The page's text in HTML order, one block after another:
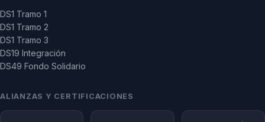
DS1 Tramo 1
DS1 Tramo 2
DS1 Tramo 3
DS19 Integración
DS49 Fondo Solidario
ALIANZAS Y CERTIFICACIONES